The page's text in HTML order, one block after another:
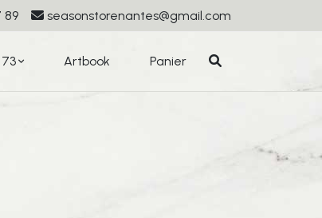
89 seasonstorenantes@gmail.com
Artbook Panier